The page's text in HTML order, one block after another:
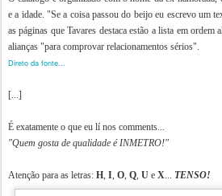
e a idade. "Se a coisa passou do beijo eu escrevo um
as páginas que Tavares destaca estão a lista em ordem
alianças "para comprovar relacionamentos sérios".
Direto da fonte...
[...]
É exatamente o que eu lí nos comments...
"Quem gosta de qualidade é INMETRO!"
Atenção para as letras: H, I, O, Q, U e X... TENSO!